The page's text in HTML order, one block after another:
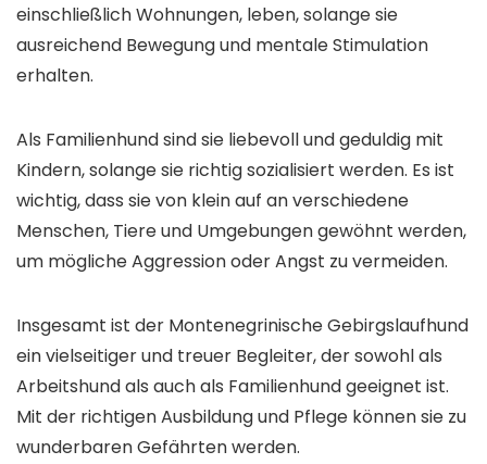
einschließlich Wohnungen, leben, solange sie
ausreichend Bewegung und mentale Stimulation
erhalten.
Als Familienhund sind sie liebevoll und geduldig mit
Kindern, solange sie richtig sozialisiert werden. Es ist
wichtig, dass sie von klein auf an verschiedene
Menschen, Tiere und Umgebungen gewöhnt werden,
um mögliche Aggression oder Angst zu vermeiden.
Insgesamt ist der Montenegrinische Gebirgslaufhund
ein vielseitiger und treuer Begleiter, der sowohl als
Arbeitshund als auch als Familienhund geeignet ist.
Mit der richtigen Ausbildung und Pflege können sie zu
wunderbaren Gefährten werden.